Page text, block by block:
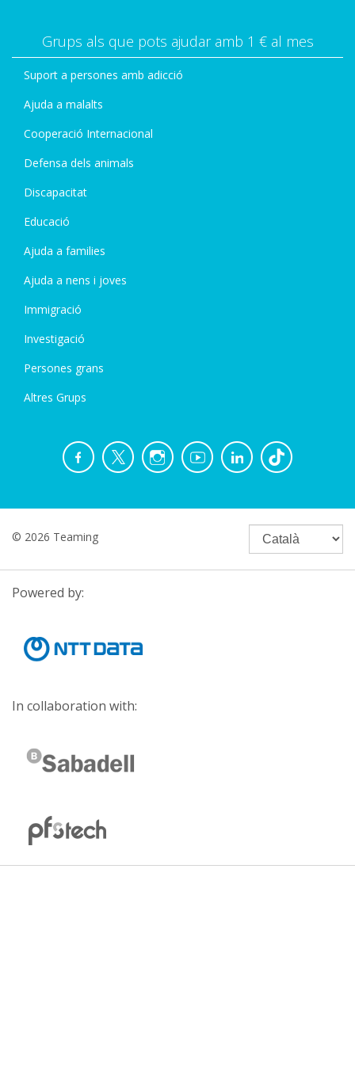
Grups als que pots ajudar amb 1 € al mes
Suport a persones amb adicció
Ajuda a malalts
Cooperació Internacional
Defensa dels animals
Discapacitat
Educació
Ajuda a families
Ajuda a nens i joves
Immigració
Investigació
Persones grans
Altres Grups
© 2026 Teaming
Powered by:
In collaboration with: